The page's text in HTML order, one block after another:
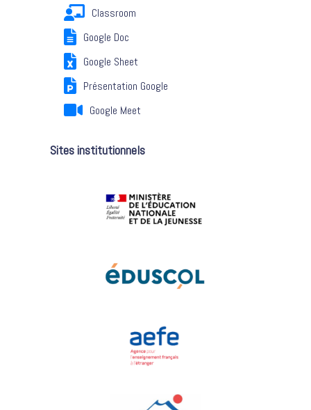
Classroom
Google Doc
Google Sheet
Présentation Google
Google Meet
Sites institutionnels